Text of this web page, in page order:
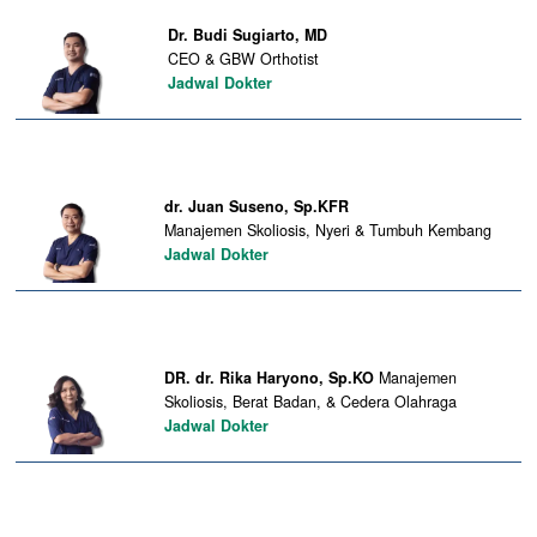
Dr. Budi Sugiarto, MD
CEO & GBW Orthotist
Jadwal Dokter
dr. Juan Suseno, Sp.KFR
Manajemen Skoliosis, Nyeri & Tumbuh Kembang
Jadwal Dokter
DR. dr. Rika Haryono, Sp.KO Manajemen
Skoliosis, Berat Badan, & Cedera Olahraga
Jadwal Dokter